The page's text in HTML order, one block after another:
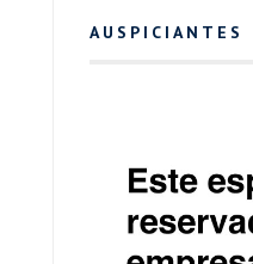
AUSPICIANTES